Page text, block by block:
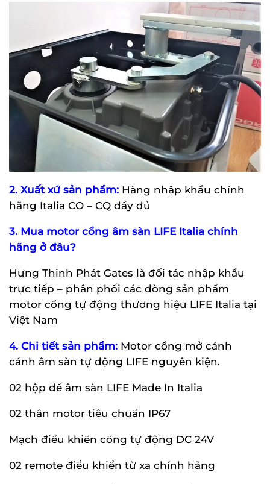
2. Xuất xứ sản phẩm: Hàng nhập khẩu chính
hãng Italia CO – CQ đầy đủ
3. Mua motor cổng âm sàn LIFE Italia chính
hãng ở đâu?
Hưng Thịnh Phát Gates là đối tác nhập khẩu
trực tiếp – phân phối các dòng sản phẩm
motor cổng tự động thương hiệu LIFE Italia tại
Việt Nam
4. Chi tiết sản phẩm: Motor cổng mở cánh
cánh âm sàn tự động LIFE nguyên kiện.
02 hộp đế âm sàn LIFE Made In Italia
02 thân motor tiêu chuẩn IP67
Mạch điều khiển cổng tự động DC 24V
02 remote điều khiển từ xa chính hãng